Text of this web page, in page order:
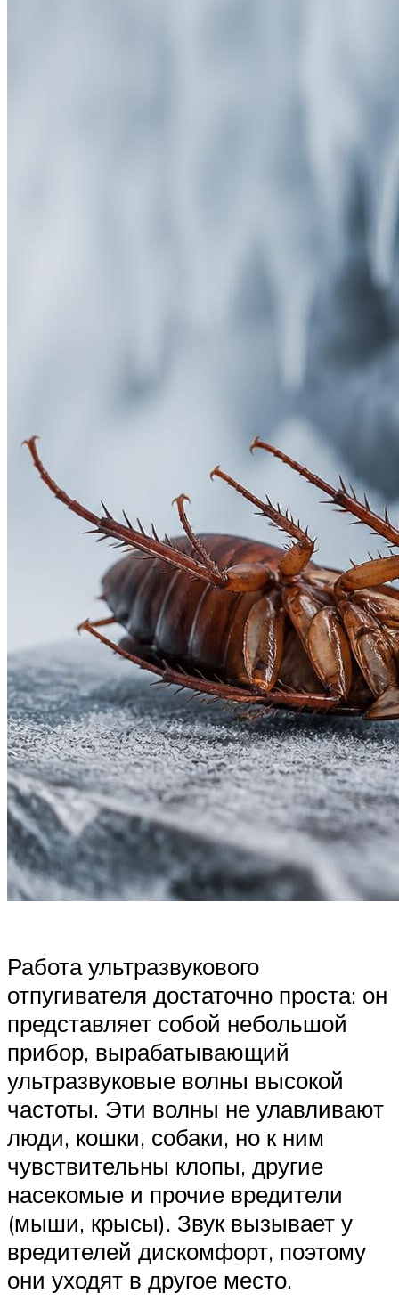
Работа ультразвукового
отпугивателя достаточно проста: он
представляет собой небольшой
прибор, вырабатывающий
ультразвуковые волны высокой
частоты. Эти волны не улавливают
люди, кошки, собаки, но к ним
чувствительны клопы, другие
насекомые и прочие вредители
(мыши, крысы). Звук вызывает у
вредителей дискомфорт, поэтому
они уходят в другое место.